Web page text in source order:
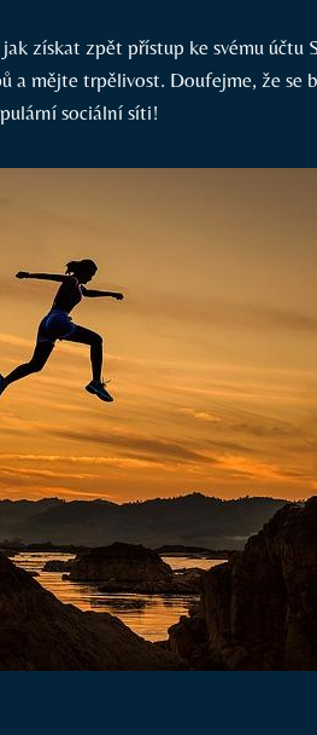
získat zpět přístup ke svému účtu
a mějte trpělivost. Doufejme, že se
sociální síti!